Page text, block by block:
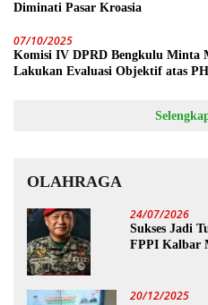
Diminati Pasar Kroasia
07/10/2025
Komisi IV DPRD Bengkulu Minta
Lakukan Evaluasi Objektif atas
OLAHRAGA
24/07/2026
Sukses Jadi
FPPI Kalbar
20/12/2025